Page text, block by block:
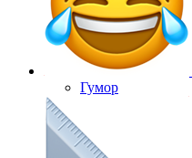
Гумор